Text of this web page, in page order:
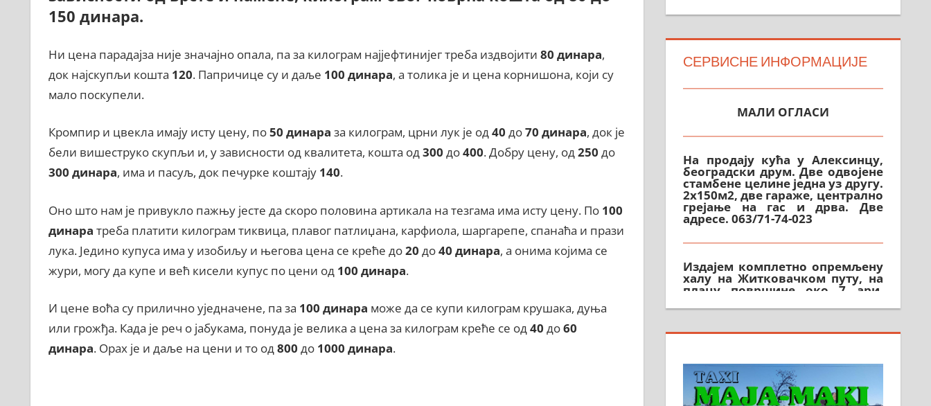
150 динара.
Ни цена парадајза није значајно опала, па за килограм најјефтинијег треба издвојити 80 динара,
док најскупљи кошта 120. Папричице су и даље 100 динара, а толика је и цена корнишона, који су
мало поскупели.
Кромпир и цвекла имају исту цену, по50 динара за килограм, црни лук је од40 до70 динара, док је
бели вишеструко скупљи и, у зависности од квалитета, кошта од300 до400. Добру цену, од250 до
300 динара, има и пасуљ, док печурке коштају 140.
Оно што нам је привукло пажњу јесте да скоро половина артикала на тезгама има исту цену. По100
динара треба платити килограм тиквица, плавог патлиџана, карфиола, шаргарепе, спанаћа и прази
лука. Једино купуса има у изобиљу и његова цена се креће до20 до40 динара, а онима којима се
жури, могу да купе и већ кисели купус по цени од 100 динара.
И цене воћа су прилично уједначене, па за 100 динара може да се купи килограм крушака, дуња
или грожђа. Када је реч о јабукама, понуда је велика а цена за килограм креће се од40 до60
динара. Орах је и даље на цени и то од800 до1000 динара.
СЕРВИСНЕ ИНФОРМАЦИЈЕ
београдски друм. Две одвојене
стамбене целине једна уз другу.
2х150м2, две гараже, централно
грејање на гас и дрва. Две
адресе. 063/71-74-023
халу на Житковачком путу, на
плацу површине око 7 ари.
064/321-80-51; 063/102-35-25
На продају легализована, нова,
м2 са плацем од 8 ари у
Зеленом виру у Алексинцу.
Могућа замена. 064/21-63-584